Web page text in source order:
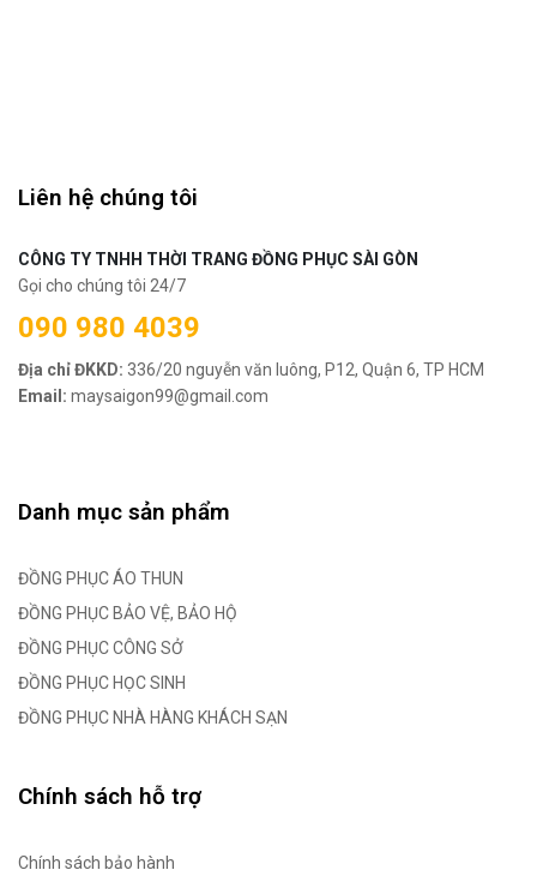
Liên hệ chúng tôi
CÔNG TY TNHH THỜI TRANG ĐỒNG PHỤC SÀI GÒN
Gọi cho chúng tôi 24/7
090 980 4039
Địa chỉ ĐKKD: 336/20 nguyễn văn luông, P12, Quận 6, TP HCM
Email: maysaigon99@gmail.com
Danh mục sản phẩm
ĐỒNG PHỤC ÁO THUN
ĐỒNG PHỤC BẢO VỆ, BẢO HỘ
ĐỒNG PHỤC CÔNG SỞ
ĐỒNG PHỤC HỌC SINH
ĐỒNG PHỤC NHÀ HÀNG KHÁCH SẠN
Chính sách hỗ trợ
Chính sách bảo hành